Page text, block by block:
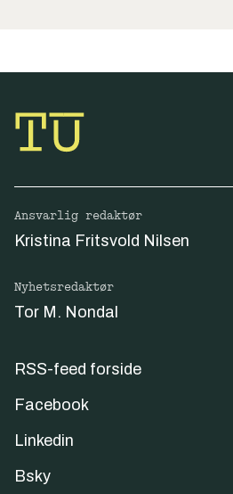
Ansvarlig redaktør
Kristina Fritsvold Nilsen
Nyhetsredaktør
Tor M. Nondal
RSS-feed forside
Facebook
Linkedin
Bsky